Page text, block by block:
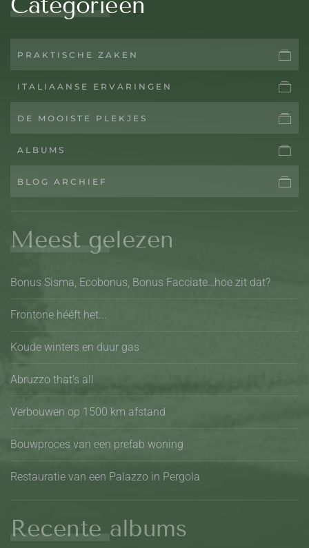
PRAKTISCHE ZAKEN
ITALIAANSE ERVARINGEN
DE MOOISTE PLEKJES
ALBUMS
BLOG ARCHIEF
Meest gelezen
Bonus Sisma, Ecobonus, Bonus Facciate…hoe zit dat?
Frontone hééft het...
Koude winters en duur gas
Abruzzo that's all
Verbouwen op 1500 km afstand
Bouwproces van een prefab woning
Restauratie van een Palazzo in Pergola
Recente albums